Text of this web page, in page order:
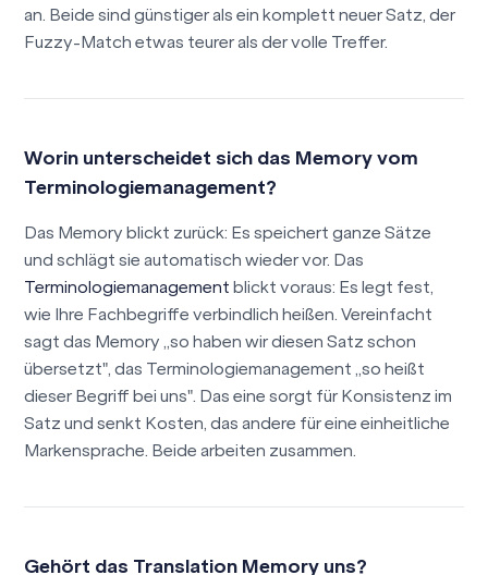
an. Beide sind günstiger als ein komplett neuer Satz, der
Fuzzy-Match etwas teurer als der volle Treffer.
Worin unterscheidet sich das Memory vom
Terminologiemanagement?
Das Memory blickt zurück: Es speichert ganze Sätze
und schlägt sie automatisch wieder vor. Das
Terminologiemanagement blickt voraus: Es legt fest,
wie Ihre Fachbegriffe verbindlich heißen. Vereinfacht
sagt das Memory „so haben wir diesen Satz schon
übersetzt", das Terminologiemanagement „so heißt
dieser Begriff bei uns". Das eine sorgt für Konsistenz im
Satz und senkt Kosten, das andere für eine einheitliche
Markensprache. Beide arbeiten zusammen.
Gehört das Translation Memory uns?